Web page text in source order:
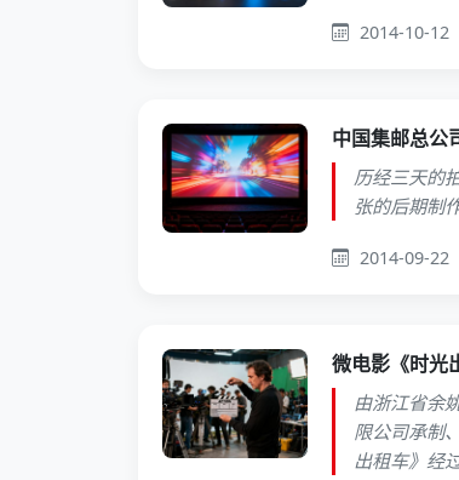
2014-10-12
中国集邮总公
历经三天的
张的后期制
2014-09-22
微电影《时光
由浙江省余
限公司承制
出租车》经